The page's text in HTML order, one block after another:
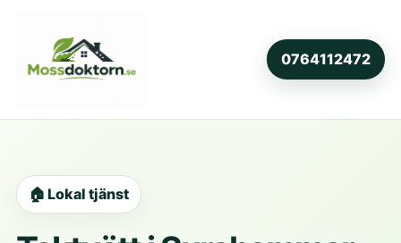
0764112472
🏠 Lokal tjänst